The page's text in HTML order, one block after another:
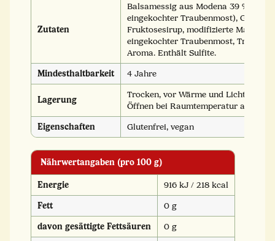
Zutaten
Balsamessig aus Modena 39 %
eingekochter Traubenmost),
Fruktosesirup, modifizierte
eingekochter Traubenmost,
Aroma. Enthält Sulfite.
Mindesthaltbarkeit
4 Jahre
Lagerung
Trocken, vor Wärme und Licht
Öffnen bei Raumtemperatur
Eigenschaften
Glutenfrei, vegan
Nährwertangaben (pro 100 g)
Energie
916 kJ / 218 kcal
Fett
0 g
davon gesättigte Fettsäuren
0 g